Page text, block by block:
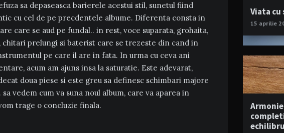
sa depaseasca barierele acestui stil, sunetul fiind
cu cel de pe precdentele albume. Diferenta consta in
care se aud pe fundal.. in rest, voce suparata, grohaita,
prelungi si baterist care se trezeste din cand in
pe care il are in fata. In urma cu ceva ani
acum am ajuns insa la saturatie. Este adevarat,
doua piese si este greu sa definesc schimbari majore
vedem cum va suna noul album, care va aparea in
trage o concluzie finala.
Viata cu
15 aprilie